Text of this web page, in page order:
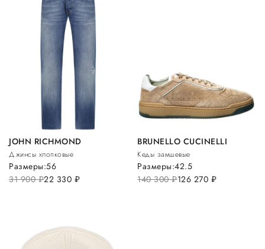
JOHN RICHMOND
Джинсы хлопковые
31 900руб.22 330 руб.
Размеры:56
BRUNELLO CUCINELLI
Кеды замшевые
140 300руб.126 270 руб.
Размеры:42.5